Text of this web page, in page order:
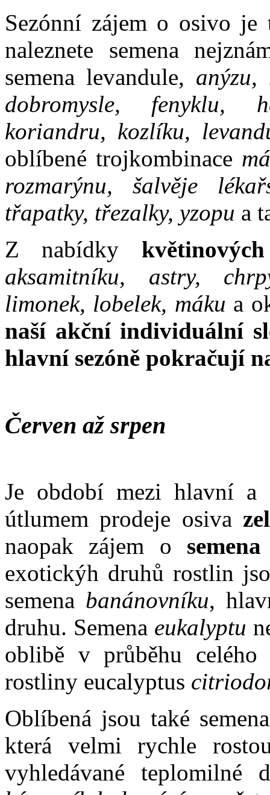
Sezónní zájem o osivo
naleznete semena
semena levandule, anýzu,
dobromysle, fenyklu,
koriandru, kozlíku,
oblíbené trojkombinace
rozmarýnu, šalvěje
třapatky, třezalky, yzopu a
Z nabídky
aksamitníku, astry,
limonek, lobelek, máku a
naší akční individuální
hlavní sezóně pokračují
Červen až srpen
Je období mezi hlavní a
útlumem prodeje osiva
naopak zájem o
exotickýh druhů rostlin
semena banánovníku,
druhu. Semena eukalyptu
oblibě v průběhu
rostliny eucalyptus
Oblíbená jsou také
která velmi rychle
vyhledávané